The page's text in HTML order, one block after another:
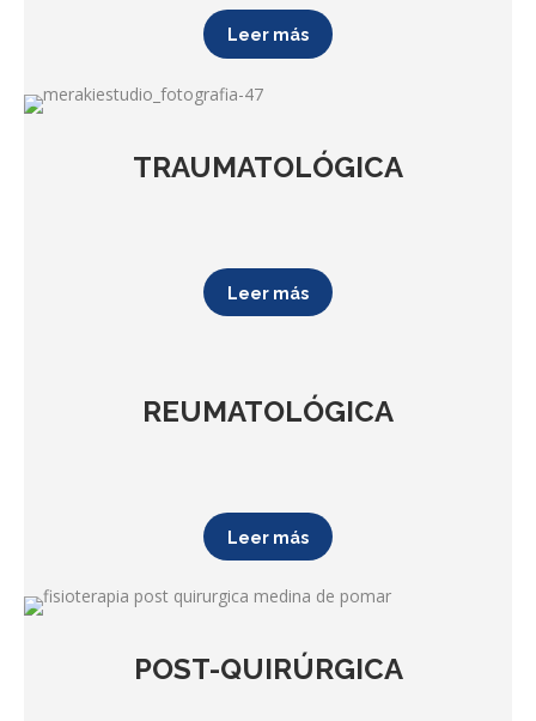
Leer más
TRAUMATOLÓGICA
Leer más
REUMATOLÓGICA
Leer más
POST-QUIRÚRGICA